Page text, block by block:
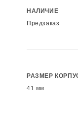
НАЛИЧИЕ
Предзаказ
РАЗМЕР
41 мм